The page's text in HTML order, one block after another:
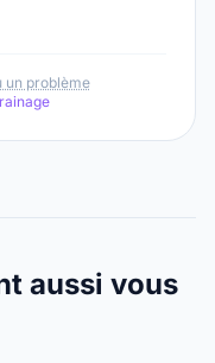
un problème
aussi vous